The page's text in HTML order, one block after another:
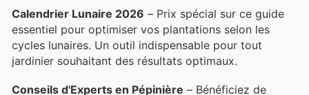
Calendrier Lunaire 2026 – Prix spécial sur ce guide
essentiel pour optimiser vos plantations selon les
cycles lunaires. Un outil indispensable pour tout
jardinier souhaitant des résultats optimaux.
Conseils d'Experts en Pépinière – Bénéficiez de